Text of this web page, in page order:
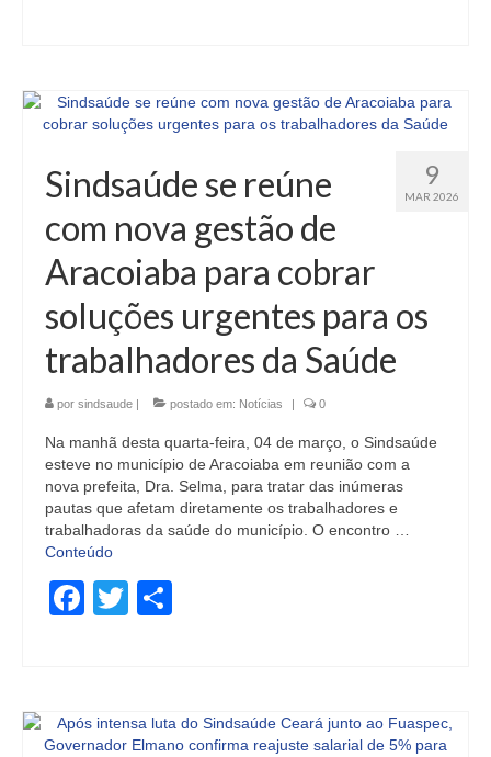
9
MAR 2026
Sindsaúde se reúne
com nova gestão de
Aracoiaba para cobrar
soluções urgentes para os
trabalhadores da Saúde
por sindsaude | postado em: Notícias | 0
Na manhã desta quarta-feira, 04 de março, o Sindsaúde
esteve no município de Aracoiaba em reunião com a
nova prefeita, Dra. Selma, para tratar das inúmeras
pautas que afetam diretamente os trabalhadores e
trabalhadoras da saúde do município. O encontro …
Conteúdo
Facebook
Twitter